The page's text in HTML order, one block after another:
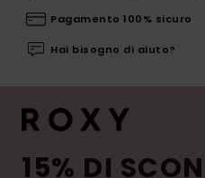
Pagamento 100% sicuro
Hai bisogno di aiuto?
15% DI